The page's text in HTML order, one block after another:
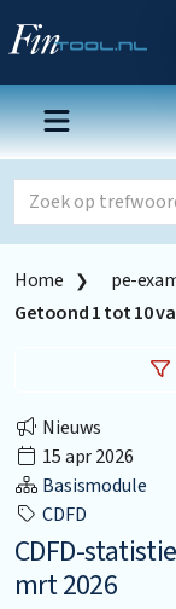
Home pe-
Getoond1tot10
Nieuws
15 apr 2026
Basismodule
CDFD
CDFD-
mrt 2026